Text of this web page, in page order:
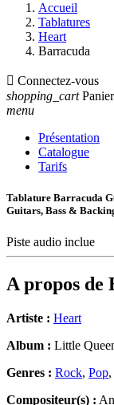
Accueil
Tablatures
Heart
Barracuda
 Connectez-vous
shopping_cart Panier
menu
Présentation
Catalogue
Tarifs
Tablature Barracuda
Guitars, Bass &
Piste audio inclue
A propos de
Artiste : Heart
Album : Little
Genres : Rock, Pop,
Compositeur(s) :